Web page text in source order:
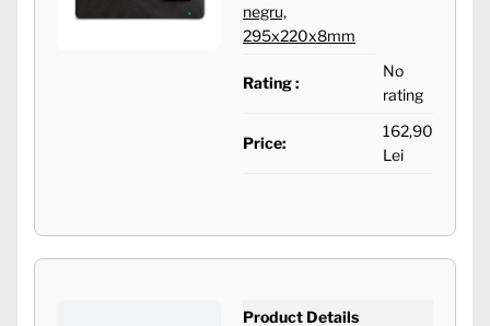
negru,
295x220x8mm
Rating :
No
rating
Price:
162,90
Lei
Product Details